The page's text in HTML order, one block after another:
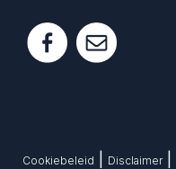
Cookiebeleid Disclaimer